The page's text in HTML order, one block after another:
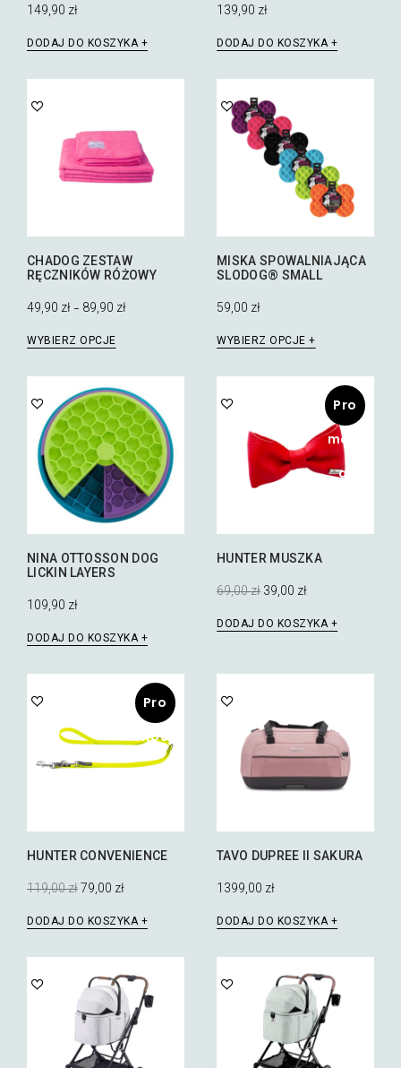
149,90 zł
DODAJ DO KOSZYKA
139,90 zł
DODAJ DO KOSZYKA
CHADOG ZESTAW
RĘCZNIKÓW RÓŻOWY
49,90 zł – 89,90 zł
WYBIERZ OPCJE
produkt
wiele
wariantów.
Opcje
można
wybrać
na
stronie
produktu
MISKA SPOWALNIAJĄCA
SLODOG® SMALL
59,00 zł
WYBIERZ OPCJE
produkt
wiele
wariantów.
Opcje
można
wybrać
na
NINA OTTOSSON DOG
LICKIN LAYERS
109,90 zł
DODAJ DO KOSZYKA
Pro
mocj
a!
HUNTER MUSZKA
69,00zł Pierwotna
cena
69,00 zł.
39,00 złAktualna
39,00 zł.
DODAJ DO KOSZYKA
Pro
mocj
a!
HUNTER CONVENIENCE
119,00zł Pierwotna
cena
119,00 zł.
79,00 złAktualna
79,00 zł.
DODAJ DO KOSZYKA
TAVO DUPREE II SAKURA
1399,00 zł
DODAJ DO KOSZYKA